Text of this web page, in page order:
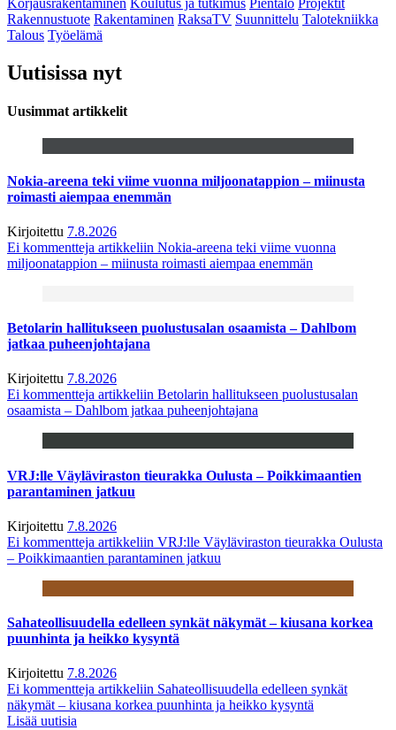
Rakennustuote Rakentaminen RaksaTV Suunnittelu Talotekniikka
Talous Työelämä
Uutisissa nyt
Uusimmat artikkelit
Nokia-areena teki viime vuonna miljoonatappion – miinusta
roimasti aiempaa enemmän
Kirjoitettu 7.8.2026
Ei kommentteja artikkeliin Nokia-areena teki viime vuonna
miljoonatappion – miinusta roimasti aiempaa enemmän
Betolarin hallitukseen puolustusalan osaamista – Dahlbom
jatkaa puheenjohtajana
Kirjoitettu 7.8.2026
Ei kommentteja artikkeliin Betolarin hallitukseen puolustusalan
osaamista – Dahlbom jatkaa puheenjohtajana
VRJ:lle Väyläviraston tieurakka Oulusta – Poikkimaantien
parantaminen jatkuu
Kirjoitettu 7.8.2026
Ei kommentteja artikkeliin VRJ:lle Väyläviraston tieurakka Oulusta
– Poikkimaantien parantaminen jatkuu
Sahateollisuudella edelleen synkät näkymät – kiusana korkea
puunhinta ja heikko kysyntä
Kirjoitettu 7.8.2026
Ei kommentteja artikkeliin Sahateollisuudella edelleen synkät
näkymät – kiusana korkea puunhinta ja heikko kysyntä
Lisää uutisia